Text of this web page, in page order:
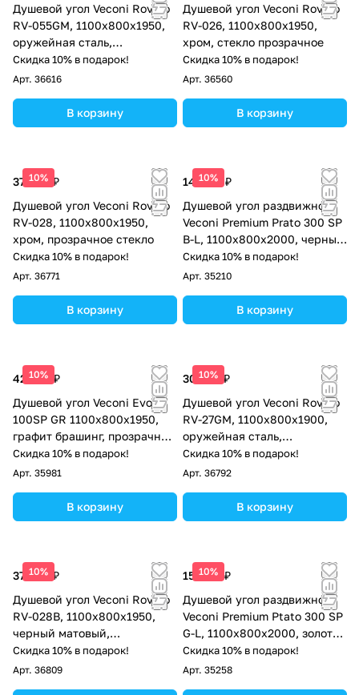
Душевой угол Veconi Rovigo
RV-055GM, 1100х800х1950,
оружейная сталь,
прозрачное стекло
Скидка 10% в подарок!
Арт. 36616
В корзину
Душевой угол Veconi Rovigo
RV-026, 1100х800х1950,
хром, стекло прозрачное
Скидка 10% в подарок!
Арт. 36560
В корзину
10%
37 964 ₽
Душевой угол Veconi Rovigo
RV-028, 1100х800х1950,
хром, прозрачное стекло
Скидка 10% в подарок!
Арт. 36771
В корзину
10%
142 717 ₽
Душевой угол раздвижной
Veconi Premium Prato 300 SP
B-L, 1100х800x2000, черный
матовый, стекло прозрачное
Скидка 10% в подарок!
Арт. 35210
В корзину
10%
42 624 ₽
Душевой угол Veconi Evo
100SP GR 1100х800x1950,
графит брашинг, прозрачное
стекло
Скидка 10% в подарок!
Арт. 35981
В корзину
10%
30 428 ₽
Душевой угол Veconi Rovigo
RV-27GM, 1100x800x1900,
оружейная сталь,
прозрачное стекло
Скидка 10% в подарок!
Арт. 36792
В корзину
10%
37 964 ₽
Душевой угол Veconi Rovigo
RV-028B, 1100х800х1950,
черный матовый,
прозрачное стекло
Скидка 10% в подарок!
Арт. 36809
10%
157 113 ₽
Душевой угол раздвижной
Veconi Premium Ptato 300 SP
G-L, 1100х800x2000, золото
брашированный, стекло
прозрачное
Скидка 10% в подарок!
Арт. 35258